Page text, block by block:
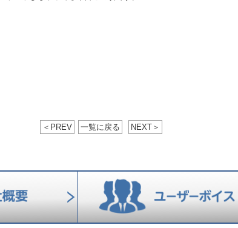
＜ PREV 一覧に戻る NEXT ＞